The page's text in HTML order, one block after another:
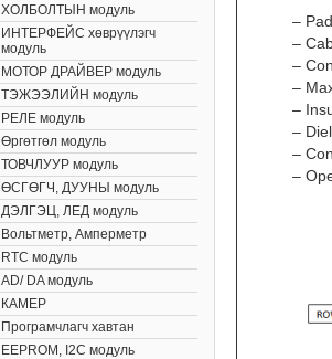
–
–
–
–
–
–
–
–
ХОЛБОЛТЫН модуль
ИНТЕРФЕЙС хөврүүлэгч
модуль
МОТОР ДРАЙВЕР модуль
ТЭЖЭЭЛИЙН модуль
РЕЛЕ модуль
Өргөтгөл модуль
ТОВЧЛУУР модуль
ӨСГӨГЧ, ДУУНЫ модуль
ДЭЛГЭЦ, ЛЕД модуль
Вольтметр, Амперметр
RTC модуль
AD/ DA модуль
КАМЕР
Програмчлагч хавтан
EEPROM, I2C модуль